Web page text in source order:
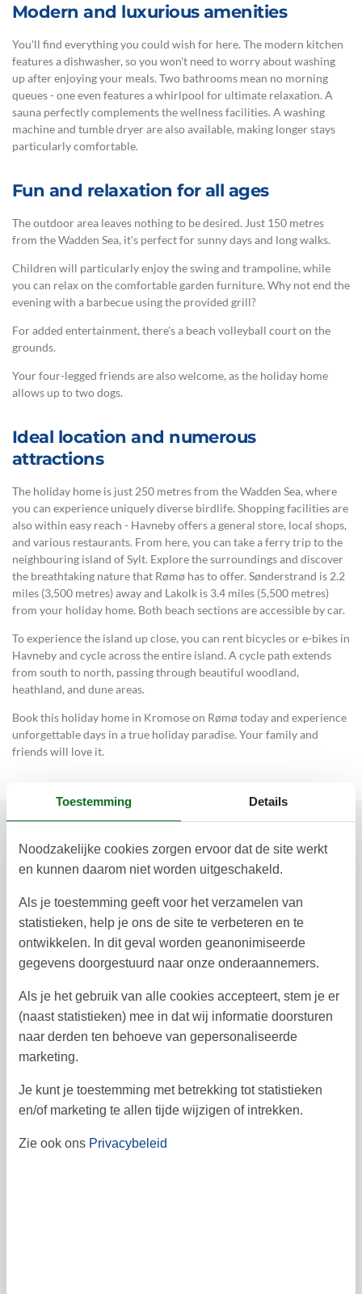
Modern and luxurious amenities
You'll find everything you could wish for here. The modern kitchen
features a dishwasher, so you won't need to worry about washing
up after enjoying your meals. Two bathrooms mean no morning
queues - one even features a whirlpool for ultimate relaxation. A
sauna perfectly complements the wellness facilities. A washing
machine and tumble dryer are also available, making longer stays
particularly comfortable.
Fun and relaxation for all ages
The outdoor area leaves nothing to be desired. Just 150 metres
from the Wadden Sea, it's perfect for sunny days and long walks.
Children will particularly enjoy the swing and trampoline, while
you can relax on the comfortable garden furniture. Why not end the
evening with a barbecue using the provided grill?
For added entertainment, there's a beach volleyball court on the
grounds.
Your four-legged friends are also welcome, as the holiday home
allows up to two dogs.
Ideal location and numerous
attractions
The holiday home is just 250 metres from the Wadden Sea, where
you can experience uniquely diverse birdlife. Shopping facilities are
also within easy reach - Havneby offers a general store, local shops,
and various restaurants. From here, you can take a ferry trip to the
neighbouring island of Sylt. Explore the surroundings and discover
the breathtaking nature that Rømø has to offer. Sønderstrand is 2.2
miles (3,500 metres) away and Lakolk is 3.4 miles (5,500 metres)
from your holiday home. Both beach sections are accessible by car.
To experience the island up close, you can rent bicycles or e-bikes in
Havneby and cycle across the entire island. A cycle path extends
from south to north, passing through beautiful woodland,
heathland, and dune areas.
Book this holiday home in Kromose on Rømø today and experience
unforgettable days in a true holiday paradise. Your family and
friends will love it.
Prijzen en kalender
Duur
november 2026
ma di wo do vr za
6
Toestemming Details
Noodzakelijke cookies zorgen ervoor dat de site werkt
en kunnen daarom niet worden uitgeschakeld.
Als je toestemming geeft voor het verzamelen van
statistieken, help je ons de site te verbeteren en te
ontwikkelen. In dit geval worden geanonimiseerde
gegevens doorgestuurd naar onze onderaannemers.
Als je het gebruik van alle cookies accepteert, stem je er
(naast statistieken) mee in dat wij informatie doorsturen
naar derden ten behoeve van gepersonaliseerde
marketing.
Je kunt je toestemming met betrekking tot statistieken
en/of marketing te allen tijde wijzigen of intrekken.
Zie ook ons Privacybeleid